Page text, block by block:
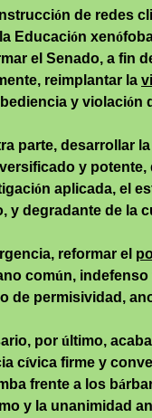
ón de redes
Educación xenó
el Senado, a fin
reimplantar la
y violación
parte, desarrollar
y potente,
ón aplicada, el
y degradante de la
reformar el
común,
de permisividad,
por ú ltimo,
cívica firme y
frente a los bá
y la unanimidad